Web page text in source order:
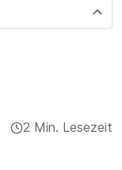
2 Min. Lesezeit